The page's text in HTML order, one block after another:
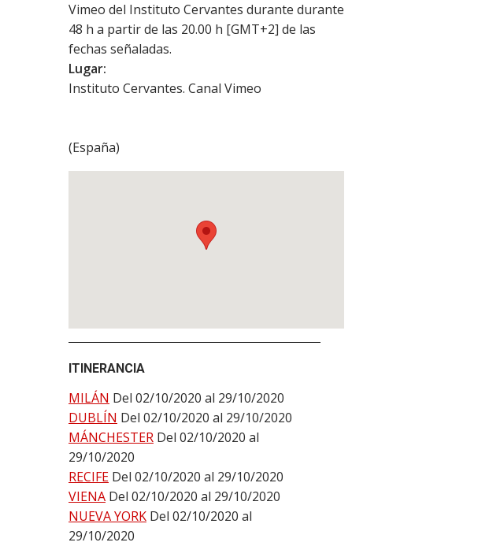
Vimeo del Instituto Cervantes durante durante
48 h a partir de las 20.00 h [GMT+2] de las
fechas señaladas.
Lugar:
Instituto Cervantes. Canal Vimeo
(España)
ITINERANCIA
MILÁN Del 02/10/2020 al 29/10/2020
DUBLÍN Del 02/10/2020 al 29/10/2020
MÁNCHESTER Del 02/10/2020 al
29/10/2020
RECIFE Del 02/10/2020 al 29/10/2020
VIENA Del 02/10/2020 al 29/10/2020
NUEVA YORK Del 02/10/2020 al
29/10/2020